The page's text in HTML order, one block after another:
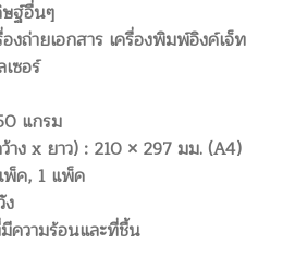
ษฐ์อื่นๆ
งถ่ายเอกสาร เครื่องพิมพ์อิงค์เจ็ท
ซอร์
แกรม
าง x ยาว) : 210 × 297 มม. (A4)
ค, 1 แพ็ค
ง
ความร้อนและที่ชื้น